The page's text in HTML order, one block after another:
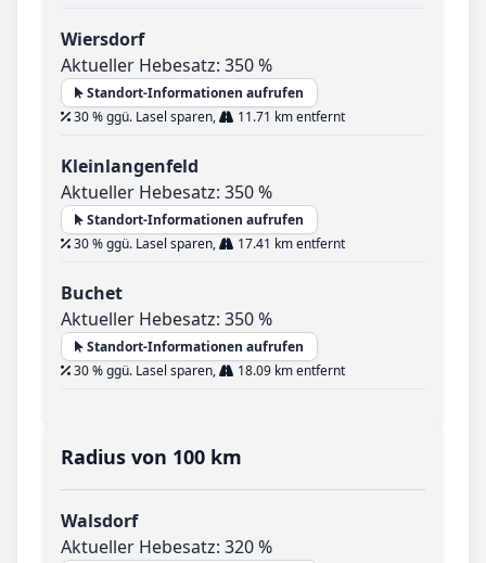
Wiersdorf
Aktueller Hebesatz: 350 %
Standort-Informationen aufrufen
30 % ggü. Lasel sparen,
11.71 km entfernt
Kleinlangenfeld
Aktueller Hebesatz: 350 %
Standort-Informationen aufrufen
30 % ggü. Lasel sparen,
17.41 km entfernt
Buchet
Aktueller Hebesatz: 350 %
Standort-Informationen aufrufen
30 % ggü. Lasel sparen,
18.09 km entfernt
Radius von 100 km
Walsdorf
Aktueller Hebesatz: 320 %